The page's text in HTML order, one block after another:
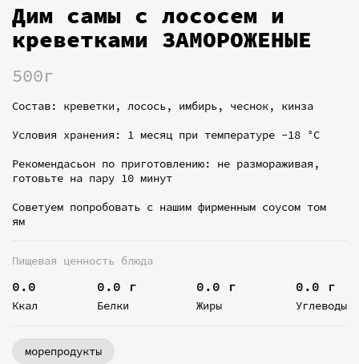
Дим самы с лососем и
креветками ЗАМОРОЖЕНЫЕ
500г
Состав: креветки, лосось, имбирь, чеснок, кинза
Условия хранения: 1 месяц при температуре -18 °C
Рекомендасьон по приготовлению: не размораживая,
готовьте на пару 10 минут
Советуем попробовать с нашим фирменным соусом том
ям
Пищевая ценность блюда
0.0
Ккал
0.0 г
Белки
0.0 г
Жиры
0.0 г
Углеводы
морепродукты